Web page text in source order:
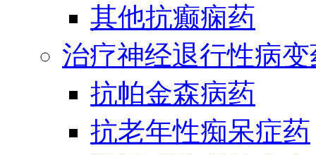
其他抗癫痫药
治疗神经退行性病
抗帕金森病药
抗老年性痴呆症药